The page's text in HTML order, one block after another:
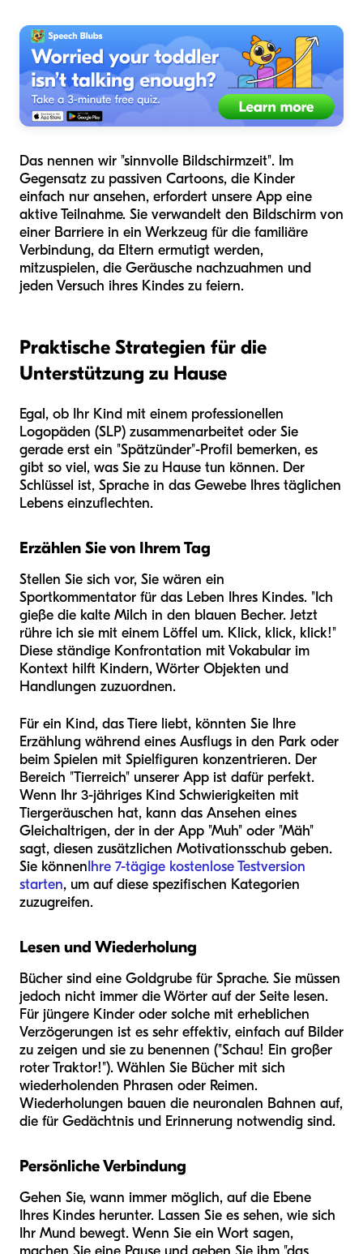
Das nennen wir "sinnvolle Bildschirmzeit". Im
Gegensatz zu passiven Cartoons, die Kinder
einfach nur ansehen, erfordert unsere App eine
aktive Teilnahme. Sie verwandelt den Bildschirm von
einer Barriere in ein Werkzeug für die familiäre
Verbindung, da Eltern ermutigt werden,
mitzuspielen, die Geräusche nachzuahmen und
jeden Versuch ihres Kindes zu feiern.
Praktische Strategien für die
Unterstützung zu Hause
Egal, ob Ihr Kind mit einem professionellen
Logopäden (SLP) zusammenarbeitet oder Sie
gerade erst ein "Spätzünder"-Profil bemerken, es
gibt so viel, was Sie zu Hause tun können. Der
Schlüssel ist, Sprache in das Gewebe Ihres täglichen
Lebens einzuflechten.
Erzählen Sie von Ihrem Tag
Stellen Sie sich vor, Sie wären ein
Sportkommentator für das Leben Ihres Kindes. "Ich
gieße die kalte Milch in den blauen Becher. Jetzt
rühre ich sie mit einem Löffel um. Klick, klick, klick!"
Diese ständige Konfrontation mit Vokabular im
Kontext hilft Kindern, Wörter Objekten und
Handlungen zuzuordnen.
Für ein Kind, das Tiere liebt, könnten Sie Ihre
Erzählung während eines Ausflugs in den Park oder
beim Spielen mit Spielfiguren konzentrieren. Der
Bereich "Tierreich" unserer App ist dafür perfekt.
Wenn Ihr 3-jähriges Kind Schwierigkeiten mit
Tiergeräuschen hat, kann das Ansehen eines
Gleichaltrigen, der in der App "Muh" oder "Mäh"
sagt, diesen zusätzlichen Motivationsschub geben.
Sie könnenIhre 7-tägige kostenlose Testversion
starten, um auf diese spezifischen Kategorien
zuzugreifen.
Lesen und Wiederholung
Bücher sind eine Goldgrube für Sprache. Sie müssen
jedoch nicht immer die Wörter auf der Seite lesen.
Für jüngere Kinder oder solche mit erheblichen
Verzögerungen ist es sehr effektiv, einfach auf Bilder
zu zeigen und sie zu benennen ("Schau! Ein großer
roter Traktor!"). Wählen Sie Bücher mit sich
wiederholenden Phrasen oder Reimen.
Wiederholungen bauen die neuronalen Bahnen auf,
die für Gedächtnis und Erinnerung notwendig sind.
Persönliche Verbindung
Gehen Sie, wann immer möglich, auf die Ebene
Ihres Kindes herunter. Lassen Sie es sehen, wie sich
Ihr Mund bewegt. Wenn Sie ein Wort sagen,